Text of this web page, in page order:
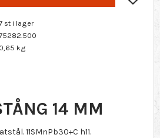
st i lager
0,65 kg
14 MM
11SMnPb30+C h11.